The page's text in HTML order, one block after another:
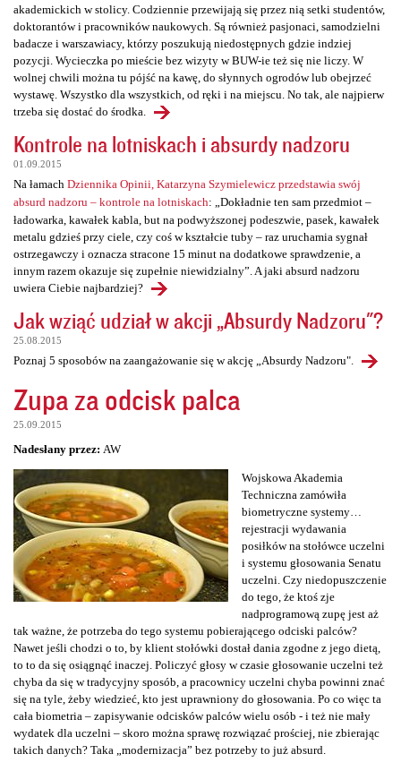
akademickich w stolicy. Codziennie przewijają się przez nią setki studentów,
doktorantów i pracowników naukowych. Są również pasjonaci, samodzielni
badacze i warszawiacy, którzy poszukują niedostępnych gdzie indziej
pozycji. Wycieczka po mieście bez wizyty w BUW-ie też się nie liczy. W
wolnej chwili można tu pójść na kawę, do słynnych ogrodów lub obejrzeć
wystawę. Wszystko dla wszystkich, od ręki i na miejscu. No tak, ale najpierw
trzeba się dostać do środka.
Kontrole na lotniskach i absurdy nadzoru
01.09.2015
Na łamach Dziennika Opinii, Katarzyna Szymielewicz przedstawia swój
absurd nadzoru – kontrole na lotniskach: „Dokładnie ten sam przedmiot –
ładowarka, kawałek kabla, but na podwyższonej podeszwie, pasek, kawałek
metalu gdzieś przy ciele, czy coś w kształcie tuby – raz uruchamia sygnał
ostrzegawczy i oznacza stracone 15 minut na dodatkowe sprawdzenie, a
innym razem okazuje się zupełnie niewidzialny”. A jaki absurd nadzoru
uwiera Ciebie najbardziej?
Jak wziąć udział w akcji „Absurdy Nadzoru"?
25.08.2015
Poznaj 5 sposobów na zaangażowanie się w akcję „Absurdy Nadzoru".
Zupa za odcisk palca
25.09.2015
Nadesłany przez: AW
Wojskowa Akademia
Techniczna zamówiła
biometryczne systemy…
rejestracji wydawania
posiłków na stołówce uczelni
i systemu głosowania Senatu
uczelni. Czy niedopuszczenie
do tego, że ktoś zje
nadprogramową zupę jest aż
tak ważne, że potrzeba do tego systemu pobierającego odciski palców?
Nawet jeśli chodzi o to, by klient stołówki dostał dania zgodne z jego dietą,
to to da się osiągnąć inaczej. Policzyć głosy w czasie głosowanie uczelni też
chyba da się w tradycyjny sposób, a pracownicy uczelni chyba powinni znać
się na tyle, żeby wiedzieć, kto jest uprawniony do głosowania. Po co więc ta
cała biometria – zapisywanie odcisków palców wielu osób - i też nie mały
wydatek dla uczelni – skoro można sprawę rozwiązać prościej, nie zbierając
takich danych? Taka „modernizacja” bez potrzeby to już absurd.